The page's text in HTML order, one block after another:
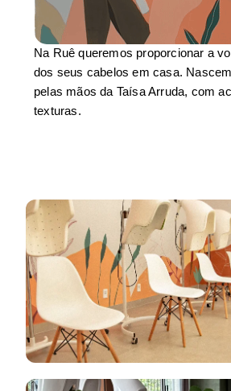
Na Ruê queremos proporcionar a
dos seus cabelos em casa.
pelas mãos da Taísa Arruda, com
texturas.